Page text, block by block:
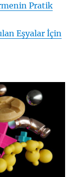
Pratik
Eşyalar İçin